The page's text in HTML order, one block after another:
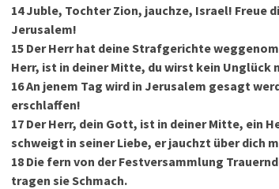
14Juble, Tochter Zion, jauchze, Israel! Freue
Jerusalem!
15 Der Herr hat deine Strafgerichte
Herr, ist in deiner Mitte, du wirst kein Unglück
16An jenem Tag wird in Jerusalem gesagt
erschlaffen!
17 Der Herr, dein Gott, ist in deiner Mitte, ein
schweigt in seiner Liebe, er jauchzt über dich
18 Die fern von der Festversammlung
tragen sie Schmach.